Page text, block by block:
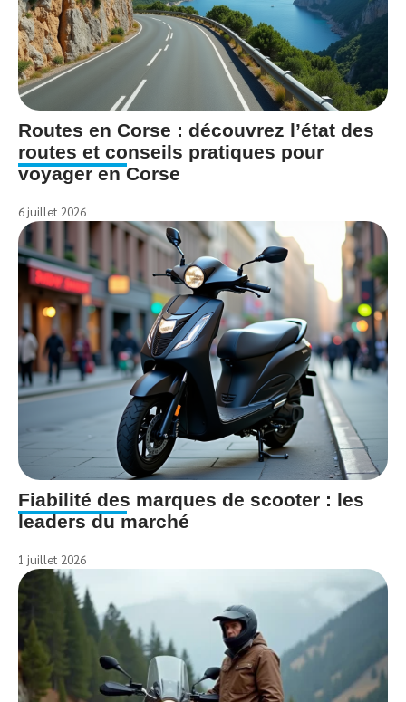
Routes en Corse : découvrez l’état des
routes et conseils pratiques pour
voyager en Corse
6 juillet 2026
Fiabilité des marques de scooter : les
leaders du marché
1 juillet 2026